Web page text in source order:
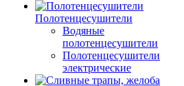
Полотенцесушители
Водяные
полотенцесушители
Полотенцесушители
электрические